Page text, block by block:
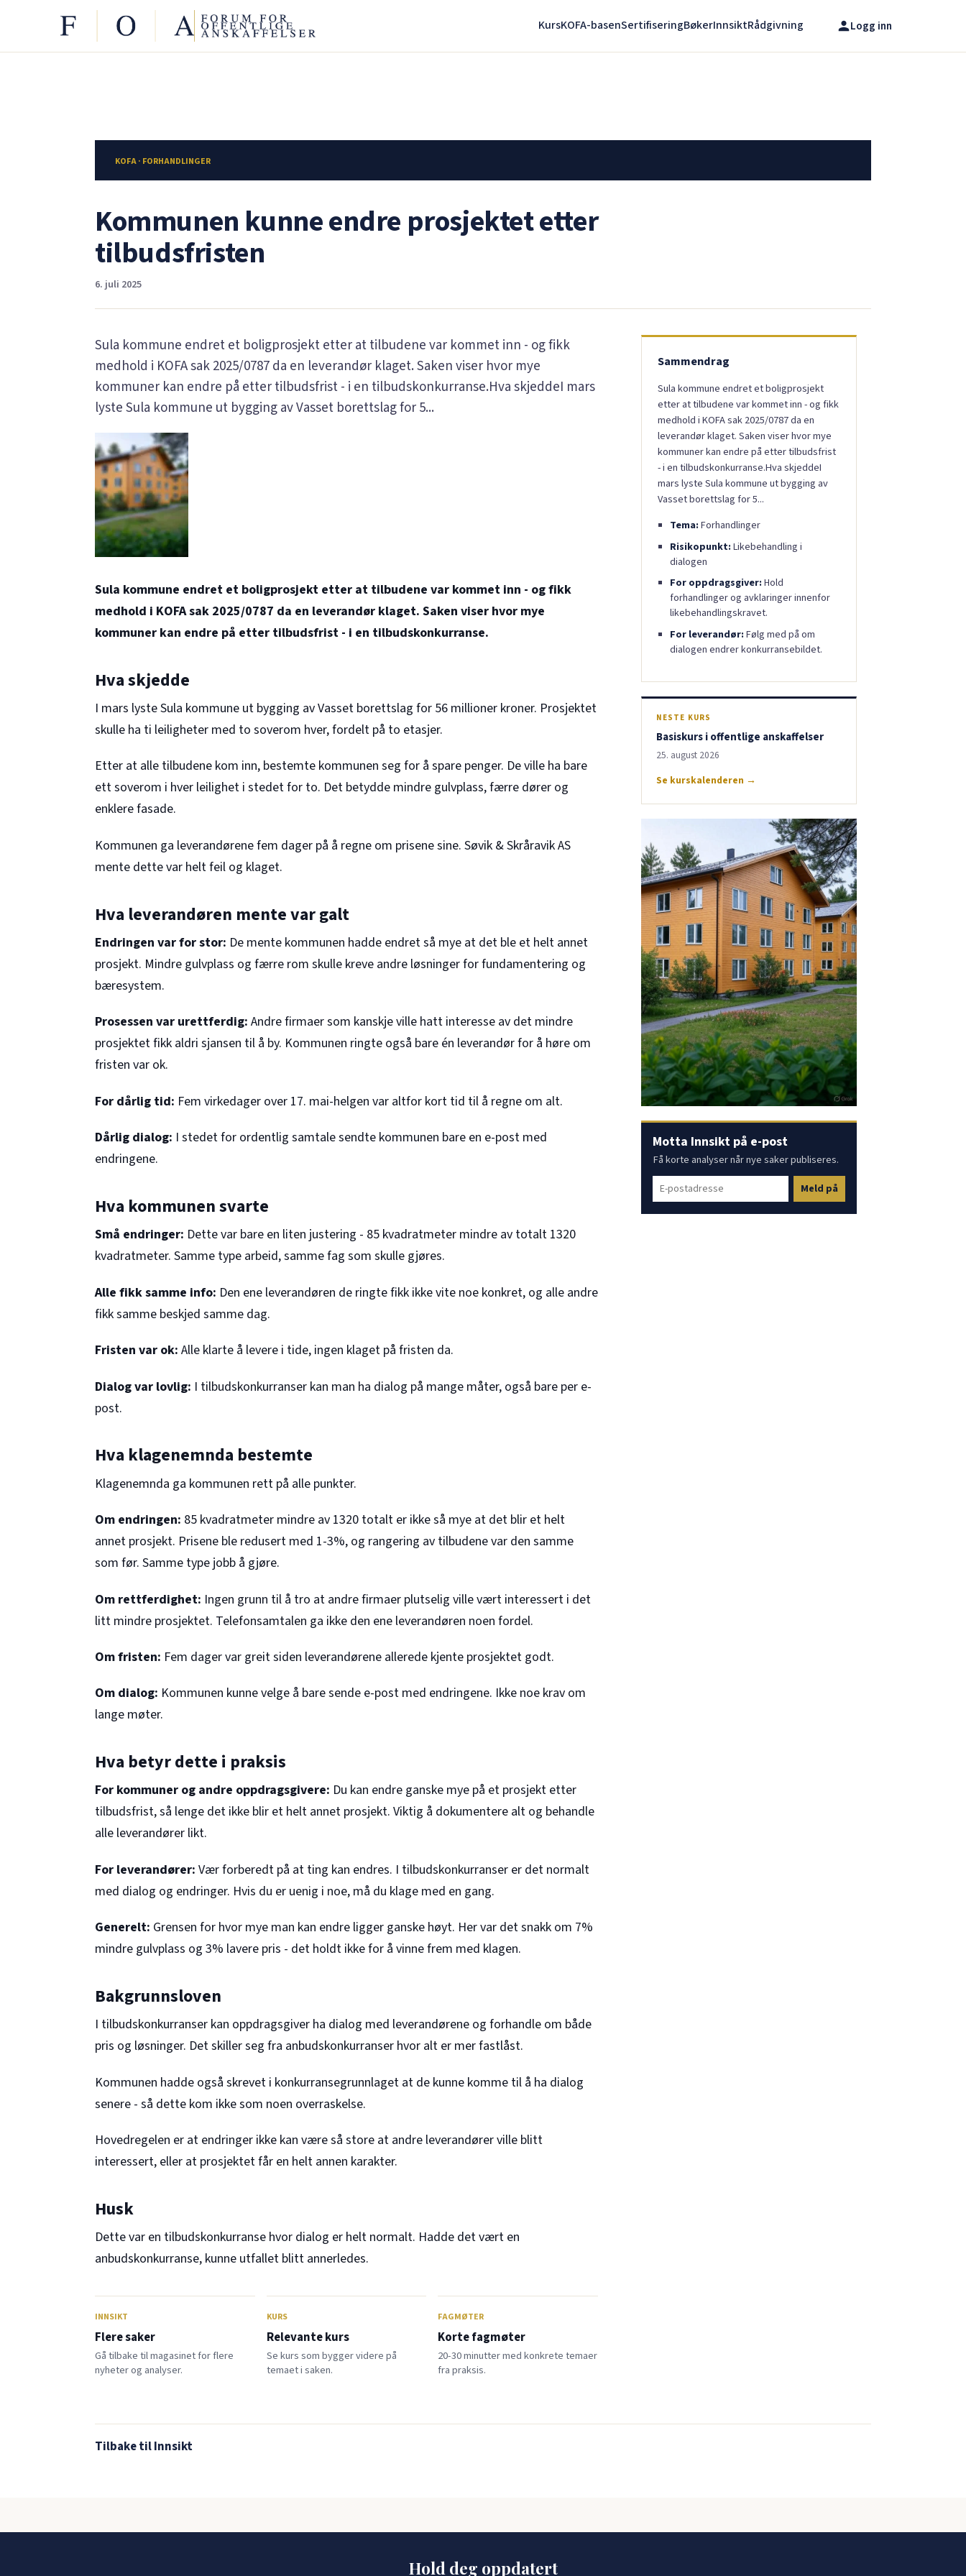
Logg inn
KursKOFA-basenSertifiseringBøkerInnsiktRådgivning
KOFA · FORHANDLINGER
Kommunen kunne endre prosjektet etter
tilbudsfristen
6. juli 2025
Sula kommune endret et boligprosjekt etter at tilbudene var kommet inn - og fikk
medhold i KOFA sak2025/0787da en leverandør klaget. Saken viser hvor mye
kommuner kan endre på etter tilbudsfrist - i en tilbudskonkurranse.Hva skjeddeI mars
lyste Sula kommune ut bygging av Vasset borettslag for 5...
Sula kommune endret et boligprosjekt etter at tilbudene var kommet inn - og fikk
medhold i KOFA sak 2025/0787 da en leverandør klaget. Saken viser hvor mye
kommuner kan endre på etter tilbudsfrist - i en tilbudskonkurranse.
Hva skjedde
I mars lyste Sula kommune ut bygging av Vasset borettslag for 56 millioner kroner. Prosjektet
skulle ha ti leiligheter med to soverom hver, fordelt på to etasjer.
Etter at alle tilbudene kom inn, bestemte kommunen seg for å spare penger. De ville ha bare
ett soverom i hver leilighet i stedet for to. Det betydde mindre gulvplass, færre dører og
enklere fasade.
Kommunen ga leverandørene fem dager på å regne om prisene sine. Søvik & Skråravik AS
mente dette var helt feil og klaget.
Hva leverandøren mente var galt
Endringen var for stor: De mente kommunen hadde endret så mye at det ble et helt annet
prosjekt. Mindre gulvplass og færre rom skulle kreve andre løsninger for fundamentering og
bæresystem.
Prosessen var urettferdig: Andre firmaer som kanskje ville hatt interesse av det mindre
prosjektet fikk aldri sjansen til å by. Kommunen ringte også bare én leverandør for å høre om
fristen var ok.
For dårlig tid: Fem virkedager over 17. mai-helgen var altfor kort tid til å regne om alt.
Dårlig dialog: I stedet for ordentlig samtale sendte kommunen bare en e-post med
endringene.
Hva kommunen svarte
Små endringer: Dette var bare en liten justering - 85 kvadratmeter mindre av totalt 1320
kvadratmeter. Samme type arbeid, samme fag som skulle gjøres.
Alle fikk samme info: Den ene leverandøren de ringte fikk ikke vite noe konkret, og alle andre
fikk samme beskjed samme dag.
Fristen var ok: Alle klarte å levere i tide, ingen klaget på fristen da.
Dialog var lovlig: I tilbudskonkurranser kan man ha dialog på mange måter, også bare per e-
post.
Hva klagenemnda bestemte
Klagenemnda ga kommunen rett på alle punkter.
Om endringen: 85 kvadratmeter mindre av 1320 totalt er ikke så mye at det blir et helt
annet prosjekt. Prisene ble redusert med 1-3%, og rangering av tilbudene var den samme
som før. Samme type jobb å gjøre.
Om rettferdighet: Ingen grunn til å tro at andre firmaer plutselig ville vært interessert i det
litt mindre prosjektet. Telefonsamtalen ga ikke den ene leverandøren noen fordel.
Om fristen: Fem dager var greit siden leverandørene allerede kjente prosjektet godt.
Om dialog: Kommunen kunne velge å bare sende e-post med endringene. Ikke noe krav om
lange møter.
Hva betyr dette i praksis
For kommuner og andre oppdragsgivere: Du kan endre ganske mye på et prosjekt etter
tilbudsfrist, så lenge det ikke blir et helt annet prosjekt. Viktig å dokumentere alt og behandle
alle leverandører likt.
For leverandører: Vær forberedt på at ting kan endres. I tilbudskonkurranser er det normalt
med dialog og endringer. Hvis du er uenig i noe, må du klage med en gang.
Generelt: Grensen for hvor mye man kan endre ligger ganske høyt. Her var det snakk om 7%
mindre gulvplass og 3% lavere pris - det holdt ikke for å vinne frem med klagen.
Bakgrunnsloven
I tilbudskonkurranser kan oppdragsgiver ha dialog med leverandørene og forhandle om både
pris og løsninger. Det skiller seg fra anbudskonkurranser hvor alt er mer fastlåst.
Kommunen hadde også skrevet i konkurransegrunnlaget at de kunne komme til å ha dialog
senere - så dette kom ikke som noen overraskelse.
Hovedregelen er at endringer ikke kan være så store at andre leverandører ville blitt
interessert, eller at prosjektet får en helt annen karakter.
Husk
Dette var en tilbudskonkurranse hvor dialog er helt normalt. Hadde det vært en
anbudskonkurranse, kunne utfallet blitt annerledes.
INNSIKT
Flere saker
Gå tilbake til magasinet for flere
nyheter og analyser.
KURS
Relevante kurs
Se kurs som bygger videre på
temaet i saken.
FAGMØTER
Korte fagmøter
20-30 minutter med konkrete temaer
fra praksis.
Sammendrag
Sula kommune endret et boligprosjekt
etter at tilbudene var kommet inn - og fikk
medhold i KOFA sak 2025/0787 da en
leverandør klaget. Saken viser hvor mye
kommuner kan endre på etter tilbudsfrist
- i en tilbudskonkurranse.Hva skjeddeI
mars lyste Sula kommune ut bygging av
Vasset borettslag for 5...
Tema: Forhandlinger
Risikopunkt: Likebehandling i
dialogen
For oppdragsgiver: Hold
forhandlinger og avklaringer innenfor
likebehandlingskravet.
For leverandør: Følg med på om
dialogen endrer konkurransebildet.
NESTE KURS
Basiskurs i offentlige anskaffelser
25. august 2026
Se kurskalenderen →
Motta Innsikt på e-post
Få korte analyser når nye saker publiseres.
Meld på
Tilbake til Innsikt
Hold deg oppdatert